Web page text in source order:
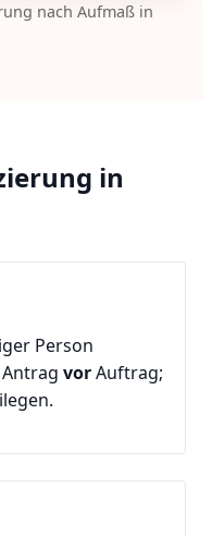
nach Aufmaß in
in
Person
vorAuftrag;